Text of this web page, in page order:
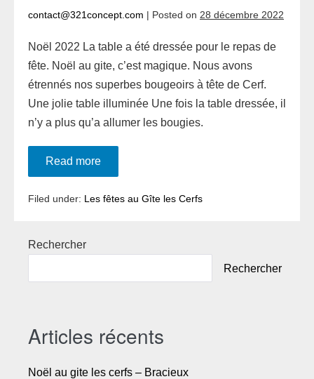
contact@321concept.com | Posted on 28 décembre 2022
Noël 2022 La table a été dressée pour le repas de
fête. Noël au gite, c’est magique. Nous avons
étrennés nos superbes bougeoirs à tête de Cerf.
Une jolie table illuminée Une fois la table dressée, il
n’y a plus qu’a allumer les bougies.
Read moreNoël
les
cerfs
Filed under: Les fêtes au Gîte les Cerfs
Rechercher
Rechercher
Articles récents
Noël au gite les cerfs – Bracieux